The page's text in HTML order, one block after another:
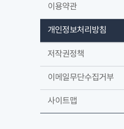
이용약관
개인정보처리방침
저작권정책
이메일무단수집거부
사이트맵